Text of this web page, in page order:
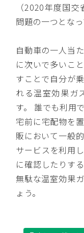
（2020年度国
問題の一つとなっ
自動車の一人当
に次いで多いこ
すことで自分が
れる温室効果ガ
す。 誰でも利用
宅前に宅配物を
販において一般
サービスを利用
に確認したりす
無駄な温室効果
ょう。